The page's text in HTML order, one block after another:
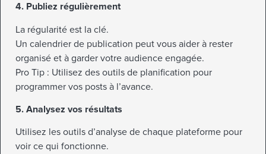
4. Publiez régulièrement
La régularité est la clé.
Un calendrier de publication peut vous aider à rester
organisé et à garder votre audience engagée.
Pro Tip : Utilisez des outils de planification pour
programmer vos posts à l’avance.
5. Analysez vos résultats
Utilisez les outils d’analyse de chaque plateforme pour
voir ce qui fonctionne.